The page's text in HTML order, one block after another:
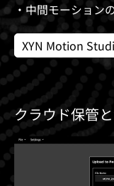
・中間モーション
XYN Motion
クラウド保管